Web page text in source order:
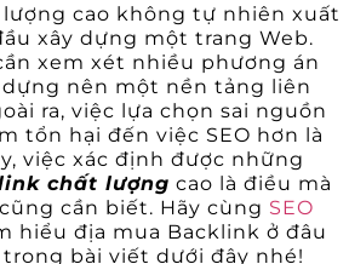
cao không tự nhiên xuất
xây dựng một trang Web.
xem xét nhiều phương án
dựng nên một nền tảng liên
ra, việc lựa chọn sai nguồn
tổn hại đến việc SEO hơn là
việc xác định được những
chất lượng cao là điều mà
cần biết. Hãy cùng SEO
hiểu địa mua Backlink ở đâu
bài viết dưới đây nhé!